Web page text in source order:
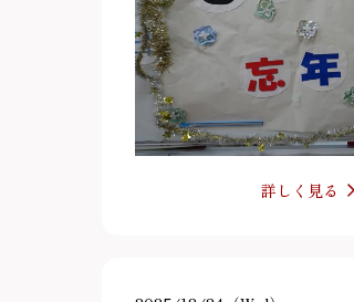
詳しく見る